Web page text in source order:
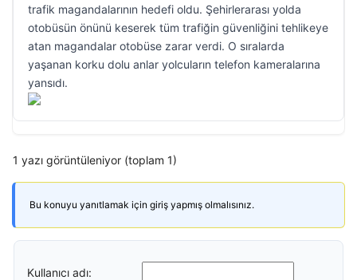
trafik magandalarının hedefi oldu. Şehirlerarası yolda
otobüsün önünü keserek tüm trafiğin güvenliğini tehlikeye
atan magandalar otobüse zarar verdi. O sıralarda
yaşanan korku dolu anlar yolcuların telefon kameralarına
yansıdı.
1 yazı görüntüleniyor (toplam 1)
Bu konuyu yanıtlamak için giriş yapmış olmalısınız.
Kullanıcı adı: